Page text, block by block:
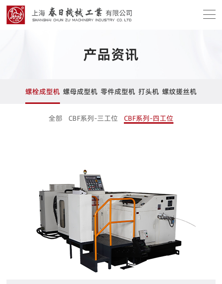
产品资讯
螺栓成型机
全部 CBF系列-三工位 CBF系列-四工位
螺母成型机 零件成型机 打头机 螺纹搓丝机